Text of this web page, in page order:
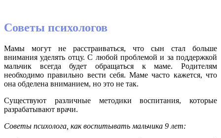
Советы психологов
Мамы могут не расстраиваться, что сын стал больше
внимания уделять отцу. С любой проблемой и за поддержкой
мальчик всегда будет обращаться к маме. Родителям
необходимо правильно вести себя. Маме часто кажется, что
она обделена вниманием, но это не так.
Существуют различные методики воспитания, которые
разрабатывают врачи.
Советы психолога, как воспитывать мальчика 9 лет: